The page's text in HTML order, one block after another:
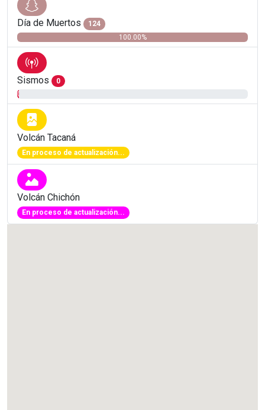
Día de Muertos
124
100.00%
Sismos
0
0.81%
Volcán Tacaná
En proceso de actualización...
Volcán Chichón
En proceso de actualización...